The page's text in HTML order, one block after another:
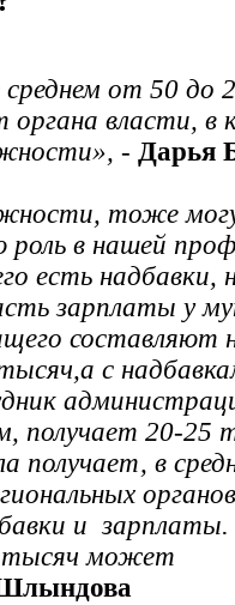
от 50 до
органа власти, в
- Дарья
тоже
в нашей
есть надбавки,
зарплаты у
составляют
с
получает 20-25
получает, в
и зарплаты.
тысяч может